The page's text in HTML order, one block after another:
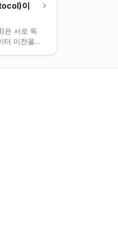
이
은 서로 독
터 이전을